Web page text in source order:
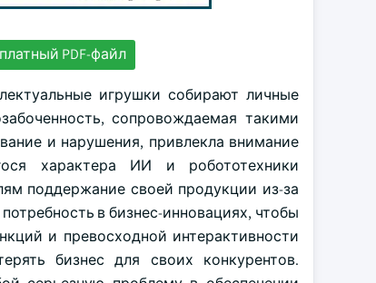
PDF-файл
игрушки собирают личные
сопровождаемая такими
и нарушения, привлекла внимание
характера ИИ и робототехники
поддержание своей продукции из-за
в бизнес-инновациях, чтобы
и превосходной интерактивности
бизнес для своих конкурентов.